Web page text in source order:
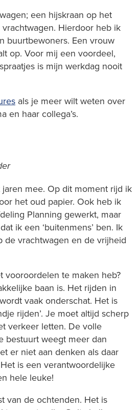
een hijskraan op het
Hierdoor heb ik
buurtbewoners. Een vrouw
op. Voor mij een voordeel,
is mijn werkdag nooit
als je meer wilt weten over
en haar collega’s.
mee. Op dit moment rijd ik
het oud papier. Ook heb ik
Planning gewerkt, maar
ik een ‘buitenmens’ ben. Ik
de vrachtwagen en de vrijheid
vooroordelen te maken heb?
baan is. Het rijden in
vaak onderschat. Het is
rijden’. Je moet altijd scherp
verkeer letten. De volle
bestuurt weegt meer dan
er niet aan denken als daar
is een verantwoordelijke
hele leuke!
van de ochtenden. Het is